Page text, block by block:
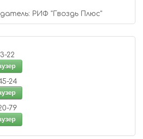
РИФ "Гвоздь Плюс"
33-22
33-45-24
34-20-79